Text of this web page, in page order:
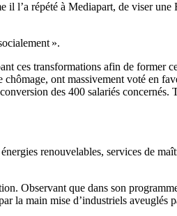
l’a répété à Mediapart, de viser une
».
ces transformations afin de former
chômage, ont massivement voté en
des 400 salariés concernés.
renouvelables, services de
Observant que dans son
la main mise d’industriels aveuglés